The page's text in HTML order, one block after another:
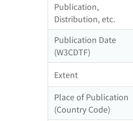
Publication,
Distribution, etc.
Publication Date
(W3CDTF)
Extent
Place of Publication
(Country Code)